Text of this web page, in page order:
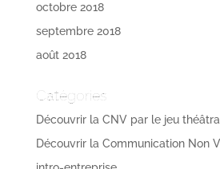
octobre 2018
septembre 2018
août 2018
Catégories
Découvrir la CNV par le jeu
Découvrir la Communication Non